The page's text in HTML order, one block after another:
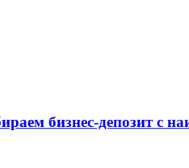
бизнес-депозит с